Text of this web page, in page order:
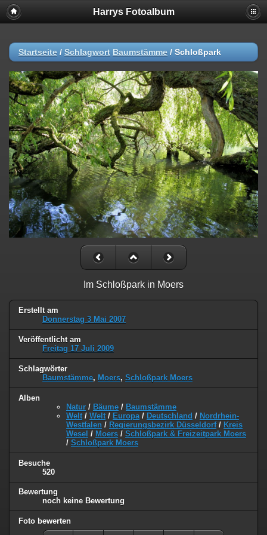
Harrys Fotoalbum
Startseite / Schlagwort Baumstämme / Schloßpark
Im Schloßpark in Moers
Erstellt am
Donnerstag 3 Mai 2007
Veröffentlicht am
Freitag 17 Juli 2009
Schlagwörter
Baumstämme, Moers, Schloßpark Moers
Alben
Natur / Bäume / Baumstämme
Welt / Welt / Europa / Deutschland / Nordrhein-
Westfalen / Regierungsbezirk Düsseldorf/ Kreis
Wesel / Moers / Schloßpark & Freizeitpark Moers
/ Schloßpark Moers
Besuche
520
Bewertung
noch keine Bewertung
Foto bewerten